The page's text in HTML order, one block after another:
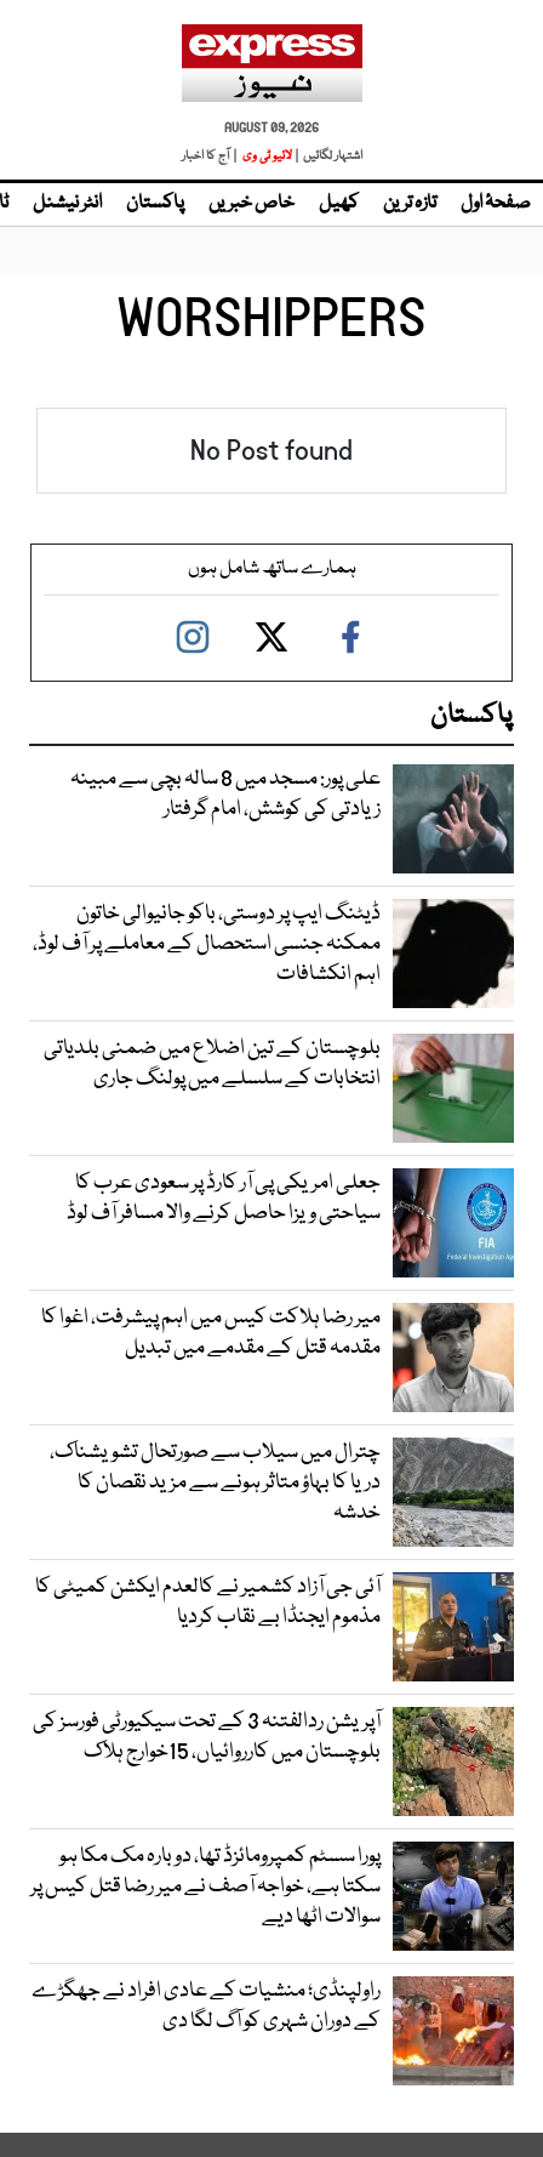
AUGUST 09, 2026
اشتہار لگائیں | لائیو ٹی وی | آج کا اخبار
صفحۂ اول تازہ ترین کھیل خاص خبریں پاکستان انٹر نیشنل
WORSHIPPERS
No Post found
ہمارے ساتھ شامل ہوں
پاکستان
علی پور: مسجد میں 8 سالہ بچی سے مبینہ
زیادتی کی کوشش، امام گرفتار
ڈیٹنگ ایپ پر دوستی، باکو جانیوالی خاتون
ممکنہ جنسی استحصال کے معاملے پر آف لوڈ،
اہم انکشافات
بلوچستان کے تین اضلاع میں ضمنی بلدیاتی
انتخابات کے سلسلے میں پولنگ جاری
جعلی امریکی پی آر کارڈ پر سعودی عرب کا
سیاحتی ویزا حاصل کرنے والا مسافر آف لوڈ
میر رضا ہلاکت کیس میں اہم پیشرفت، اغوا کا
مقدمہ قتل کے مقدمے میں تبدیل
چترال میں سیلاب سے صورتحال تشویشناک،
دریا کا بہاؤ متاثر ہونے سے مزید نقصان کا
خدشہ
آئی جی آزاد کشمیر نے کالعدم ایکشن کمیٹی کا
مذموم ایجنڈا بے نقاب کردیا
آپریشن ردالفتنہ 3 کے تحت سیکیورٹی فورسز کی
بلوچستان میں کارروائیاں، 15خوارج ہلاک
پورا سسٹم کمپرومائزڈ تھا، دوبارہ مک مکا ہو
سکتا ہے، خواجہ آصف نے میر رضا قتل کیس پر
سوالات اٹھا دیے
راولپنڈی؛ منشیات کے عادی افراد نے جھگڑے
کے دوران شہری کو آگ لگا دی